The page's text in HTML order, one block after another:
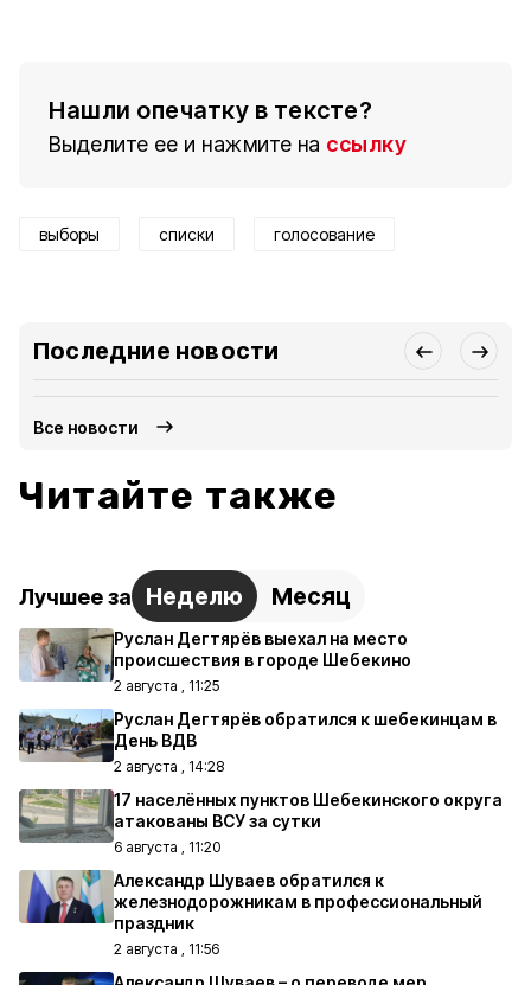
Нашли опечатку в тексте?
Выделите ее и нажмите на ссылку
выборы списки голосование
Последние новости
Все новости
Читайте также
Лучшее за Неделю Месяц
Руслан Дегтярёв выехал на место
происшествия в городе Шебекино
2 августа , 11:25
Руслан Дегтярёв обратился к шебекинцам в
День ВДВ
2 августа , 14:28
17 населённых пунктов Шебекинского округа
атакованы ВСУ за сутки
6 августа , 11:20
Александр Шуваев обратился к
железнодорожникам в профессиональный
праздник
2 августа , 11:56